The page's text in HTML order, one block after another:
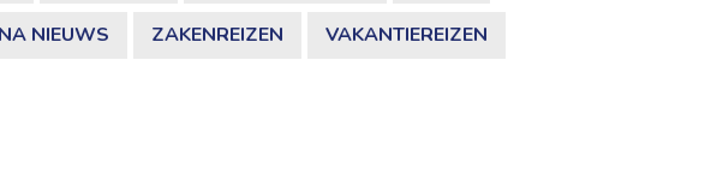
NIEUWS ZAKENREIZEN VAKANTIEREIZEN